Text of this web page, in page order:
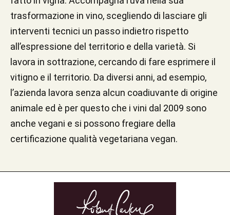
trasformazione in vino, scegliendo di lasciare gli
interventi tecnici un passo indietro rispetto
all’espressione del territorio e della varietà. Si
lavora in sottrazione, cercando di fare esprimere il
vitigno e il territorio. Da diversi anni, ad esempio,
l’azienda lavora senza alcun coadiuvante di origine
animale ed è per questo che i vini dal 2009 sono
anche vegani e si possono fregiare della
certificazione qualità vegetariana vegan.